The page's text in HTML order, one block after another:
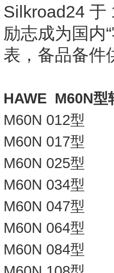
Silkroad24 于
励志成为国内
表，备品备件
HAWE M60N型
M60N 012型
M60N 017型
M60N 025型
M60N 034型
M60N 047型
M60N 064型
M60N 084型